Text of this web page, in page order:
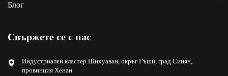
Блог
Свържете се с нас
Индустриален кластер Шихуаван, окръг Гъши, град Синян,
провинция Хенан